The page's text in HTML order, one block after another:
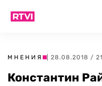
МНЕНИЯ | 28.08.2018 /
Константин